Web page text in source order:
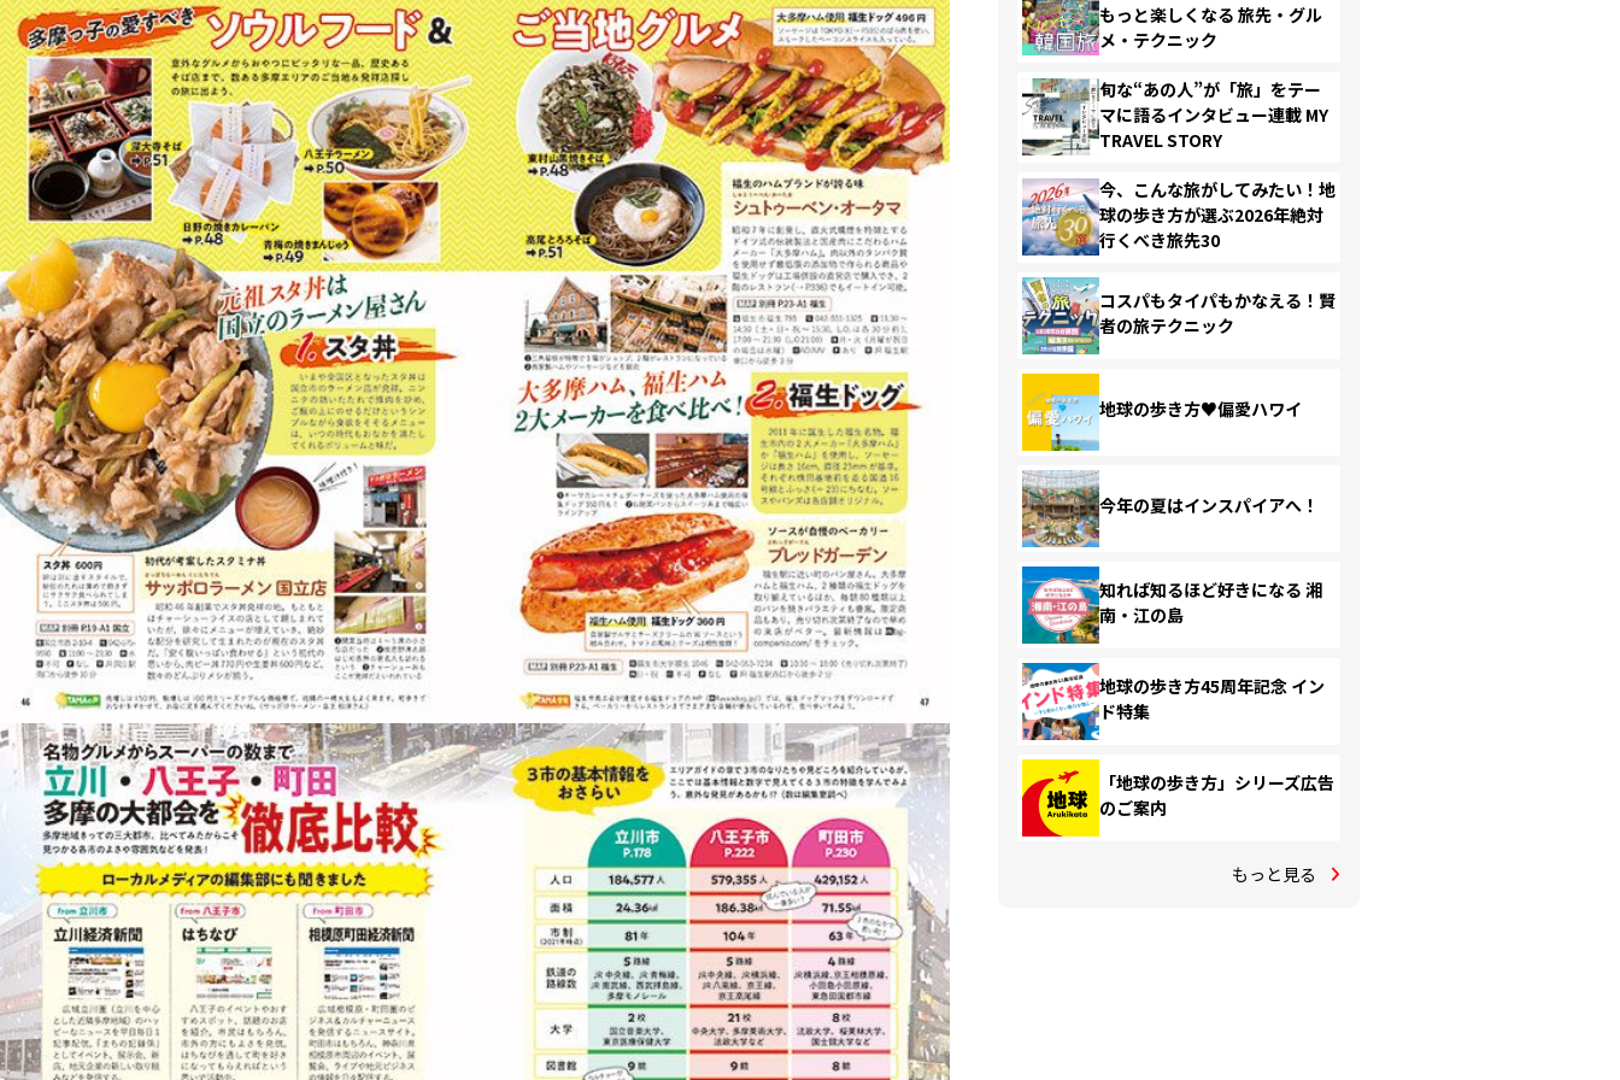
もっと楽しくなる 旅先・グル
メ・テクニック
旬な“あの人”が「旅」をテー
マに語るインタビュー連載 MY
TRAVEL STORY
今、こんな旅がしてみたい！地
球の歩き方が選ぶ2026年絶対
行くべき旅先30
コスパもタイパもかなえる！賢
者の旅テクニック
地球の歩き方♥偏愛ハワイ
今年の夏はインスパイアへ！
知れば知るほど好きになる 湘
南・江の島
地球の歩き方45周年記念 イン
ド特集
「地球の歩き方」シリーズ広告
のご案内
もっと見る